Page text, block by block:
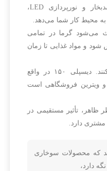
این دستگاه با شیشه‌های ضدبخار و نورپردازی LED،
محیط کار شما می‌دهد.
می‌شود گرما در تمامی
و مواد غذایی تا زمان
تردی و طعم خود را حفظ کنند. دیسپلی ۱۵۰ در واقع
ویترین فروشگاهی است
ظاهر، تأثیر مستقیمی در
دارد.
که محصولات سوخاری
دارد،